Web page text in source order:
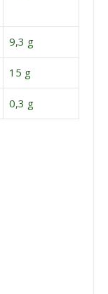
9,3 g
15 g
0,3 g